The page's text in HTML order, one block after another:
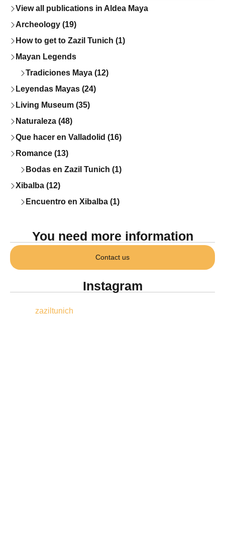
View all publications in Aldea Maya
Archeology (19)
How to get to Zazil Tunich (1)
Mayan Legends
Tradiciones Maya (12)
Leyendas Mayas (24)
Living Museum (35)
Naturaleza (48)
Que hacer en Valladolid (16)
Romance (13)
Bodas en Zazil Tunich (1)
Xibalba (12)
Encuentro en Xibalba (1)
You need more information
Contact us
Instagram
zaziltunich